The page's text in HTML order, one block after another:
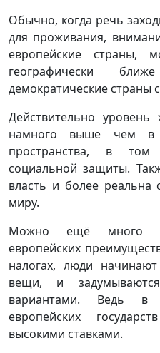
Обычно, когда речь
для проживания,
европейские страны,
географически
демократические страны
Действительно
намного выше чем в
пространства, в
социальной защиты.
власть и более реальна
миру.
Можно ещё много
европейских
налогах, люди
вещи, и
вариантами. Ведь в
европейских
высокими ставками.